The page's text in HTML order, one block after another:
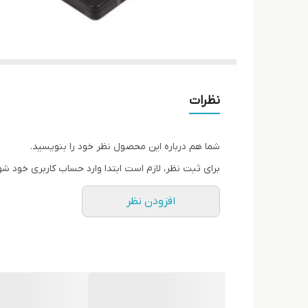
نظرات
شما هم درباره این محصول نظر خود را بنویسید.
برای ثبت نظر، لازم است ابتدا وارد حساب کاربری خود
افزودن نظر